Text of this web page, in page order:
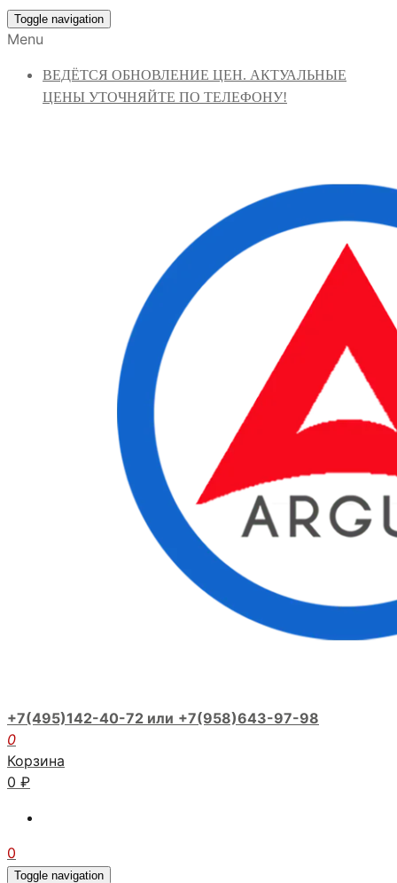
Toggle navigation
Menu
ВЕДЁТСЯ ОБНОВЛЕНИЕ ЦЕН. АКТУАЛЬНЫЕ
ЦЕНЫ УТОЧНЯЙТЕ ПО ТЕЛЕФОНУ!
+7(495)142-40-72 или +7(958)643-97-98
0
Корзина
0 ₽
0
Toggle navigation